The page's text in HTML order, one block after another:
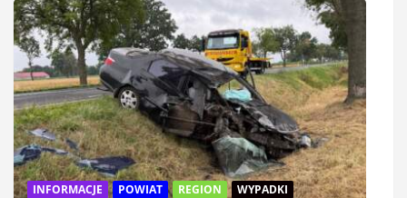
INFORMACJE POWIAT REGION WYPADKI